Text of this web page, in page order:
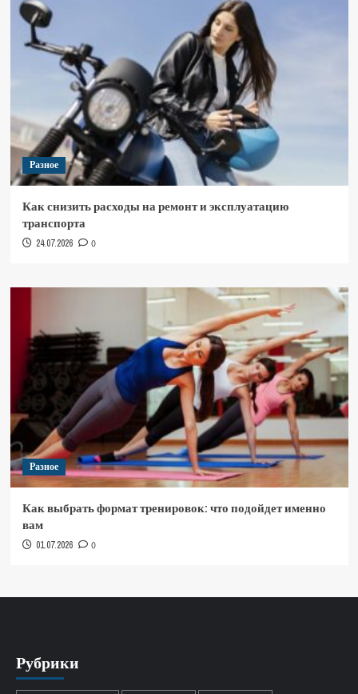
Разное
Как снизить расходы на ремонт и эксплуатацию
транспорта
24.07.2026 0
Разное
Как выбрать формат тренировок: что подойдет именно
вам
01.07.2026 0
Рубрики